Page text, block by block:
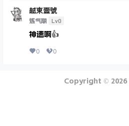
越東壹號
炼气期 Lv0
神速啊👍
0 0
Copyright © 2026